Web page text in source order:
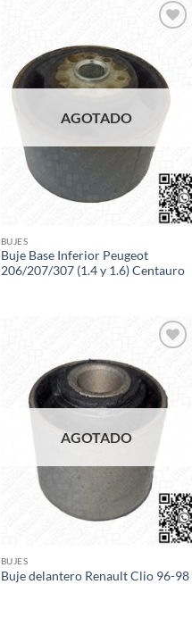
AGOTADO
BUJES
Buje Base Inferior Peugeot
206/207/307 (1.4 y 1.6) Centauro
wishlist
AGOTADO
BUJES
Buje delantero Renault Clio 96-98